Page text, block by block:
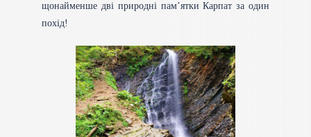
щонайменше дві природні пам’ятки Карпат за один
похід!